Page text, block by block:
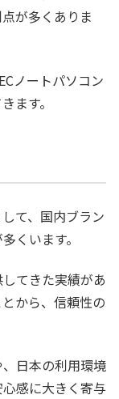
が多くありま
ノートパソコン
ます。
て、国内ブラン
くいます。
てきた実績があ
から、信頼性の
日本の利用環境
感に大きく寄与